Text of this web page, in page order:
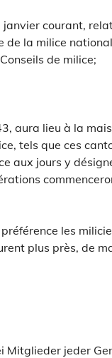
janvier courant,
de la milice
de milice;
aura lieu à la
tels que ces
aux jours y
les
plus près, de
Mitglieder jeder